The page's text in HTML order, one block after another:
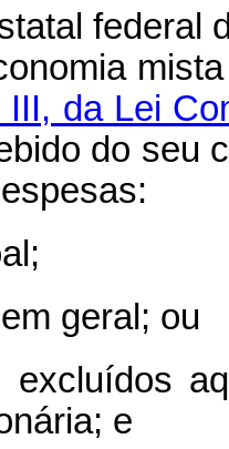
federal
da Lei
do seu
geral; ou
e